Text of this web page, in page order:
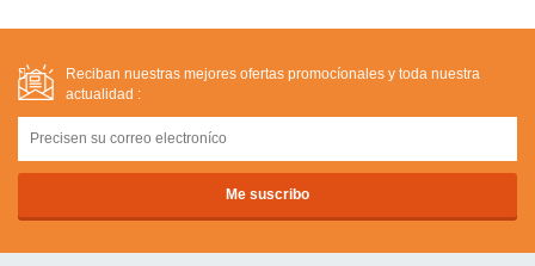
Reciban nuestras mejores ofertas promocíonales y toda nuestra
actualidad :